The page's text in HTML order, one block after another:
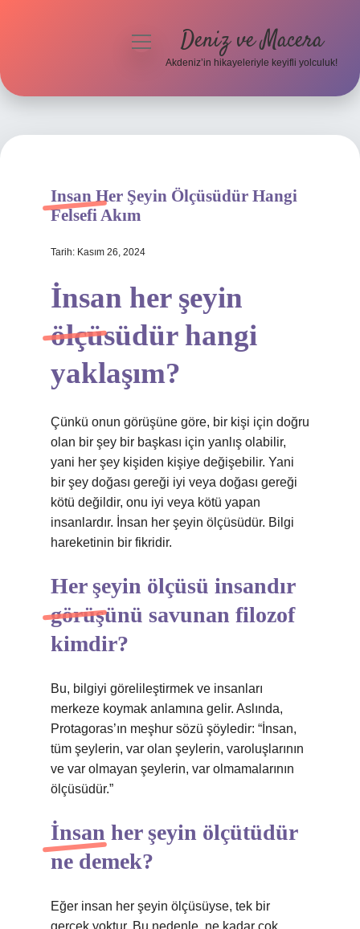
Hakkımızda
menüyü Deniz ve Macera
Akdeniz’in hikayeleriyle keyifli yolculuk!
Insan Her Şeyin Ölçüsüdür Hangi
Felsefi Akım
Tarih: Kasım 26, 2024
İnsan her şeyin
ölçüsüdür hangi
yaklaşım?
Çünkü onun görüşüne göre, bir kişi için doğru
olan bir şey bir başkası için yanlış olabilir,
yani her şey kişiden kişiye değişebilir. Yani
bir şey doğası gereği iyi veya doğası gereği
kötü değildir, onu iyi veya kötü yapan
insanlardır. İnsan her şeyin ölçüsüdür. Bilgi
hareketinin bir fikridir.
Her şeyin ölçüsü insandır
görüşünü savunan filozof
kimdir?
Bu, bilgiyi görelileştirmek ve insanları
merkeze koymak anlamına gelir. Aslında,
Protagoras’ın meşhur sözü şöyledir: “İnsan,
tüm şeylerin, var olan şeylerin, varoluşlarının
ve var olmayan şeylerin, var olmamalarının
ölçüsüdür.”
İnsan her şeyin ölçütüdür
ne demek?
Eğer insan her şeyin ölçüsüyse, tek bir
gerçek yoktur. Bu nedenle, ne kadar çok